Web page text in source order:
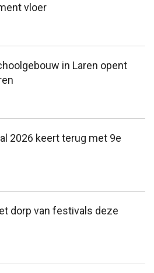
vloer
in Laren opent
2026 keert terug met 9e
dorp van festivals deze